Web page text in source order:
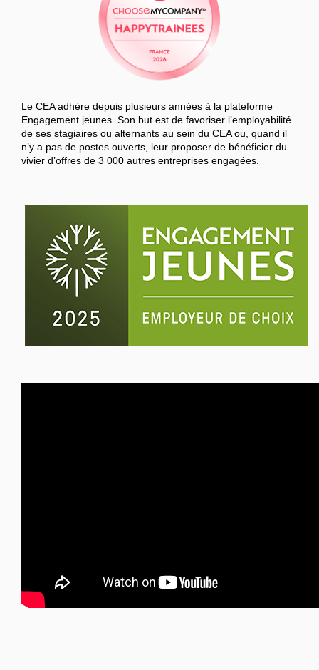
Le CEA adhère depuis plusieurs années à la plateforme
Engagement jeunes. Son but est de favoriser l’employabilité
de ses stagiaires ou alternants au sein du CEA ou, quand il
n’y a pas de postes ouverts, leur proposer de bénéficier du
vivier d’offres de 3 000 autres entreprises engagées.